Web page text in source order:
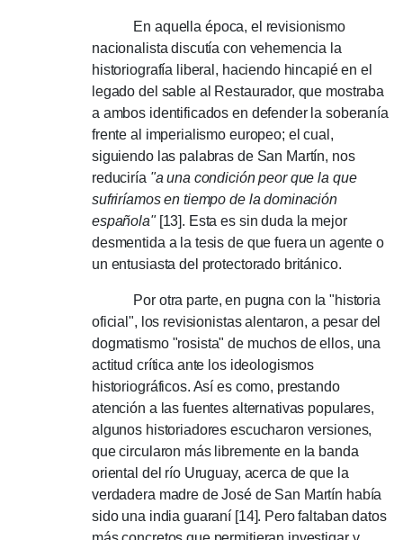
En aquella época, el revisionismo
nacionalista discutía con vehemencia la
historiografía liberal, haciendo hincapié en el
legado del sable al Restaurador, que mostraba
a ambos identificados en defender la soberanía
frente al imperialismo europeo; el cual,
siguiendo las palabras de San Martín, nos
reduciría "a una condición peor que la que
sufriríamos en tiempo de la dominación
española"[13]. Esta es sin duda la mejor
desmentida a la tesis de que fuera un agente o
un entusiasta del protectorado británico.
Por otra parte, en pugna con la "historia
oficial", los revisionistas alentaron, a pesar del
dogmatismo "rosista" de muchos de ellos, una
actitud crítica ante los ideologismos
historiográficos. Así es como, prestando
atención a las fuentes alternativas populares,
algunos historiadores escucharon versiones,
que circularon más libremente en la banda
oriental del río Uruguay, acerca de que la
verdadera madre de José de San Martín había
sido una india guaraní [14]. Pero faltaban datos